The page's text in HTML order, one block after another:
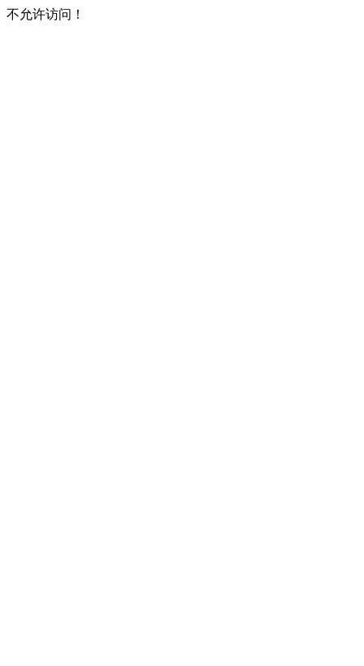
不允许访问！